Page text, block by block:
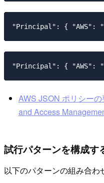
AWS JSON ポリシー
and Access
試行パターンを構成す
以下のパターンの組み合わ